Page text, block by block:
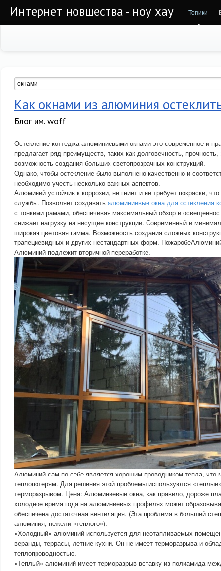
Интернет новшества - ноу хау Топики
Как окнами из алюминия
Блог им. woff
Остекление коттеджа алюминиевыми окнами это современное и
предлагает ряд преимуществ, таких как долговечность,
возможность создания больших светопрозрачных конструкций.
Однако, чтобы остекление было выполнено качественно и
необходимо учесть несколько важных аспектов.
Алюминий устойчив к коррозии, не гниет и не требует покраски,
службы. Позволяет создавать алюминиевые окна для остекления
с тонкими рамами, обеспечивая максимальный обзор и
снижает нагрузку на несущие конструкции. Современный и
широкая цветовая гамма. Возможность создания сложных
трапециевидных и других нестандартных форм.
Алюминий подлежит вторичной переработке.
Алюминий сам по себе является хорошим проводником тепла, что
теплопотерям. Для решения этой проблемы используются
терморазрывом. Цена: Алюминиевые окна, как правило, дороже
холодное время года на алюминиевых профилях может
обеспечена достаточная вентиляция. (Эта проблема в большей
алюминия, нежели «теплого»).
«Холодный» алюминий используется для неотапливаемых
веранды, террасы, летние кухни. Он не имеет терморазрыва и
теплопроводностью.
«Теплый» алюминий имеет терморазрыв вставку из полиамида